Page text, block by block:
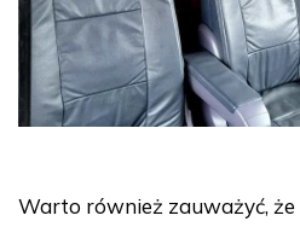
Warto również zauważyć, że